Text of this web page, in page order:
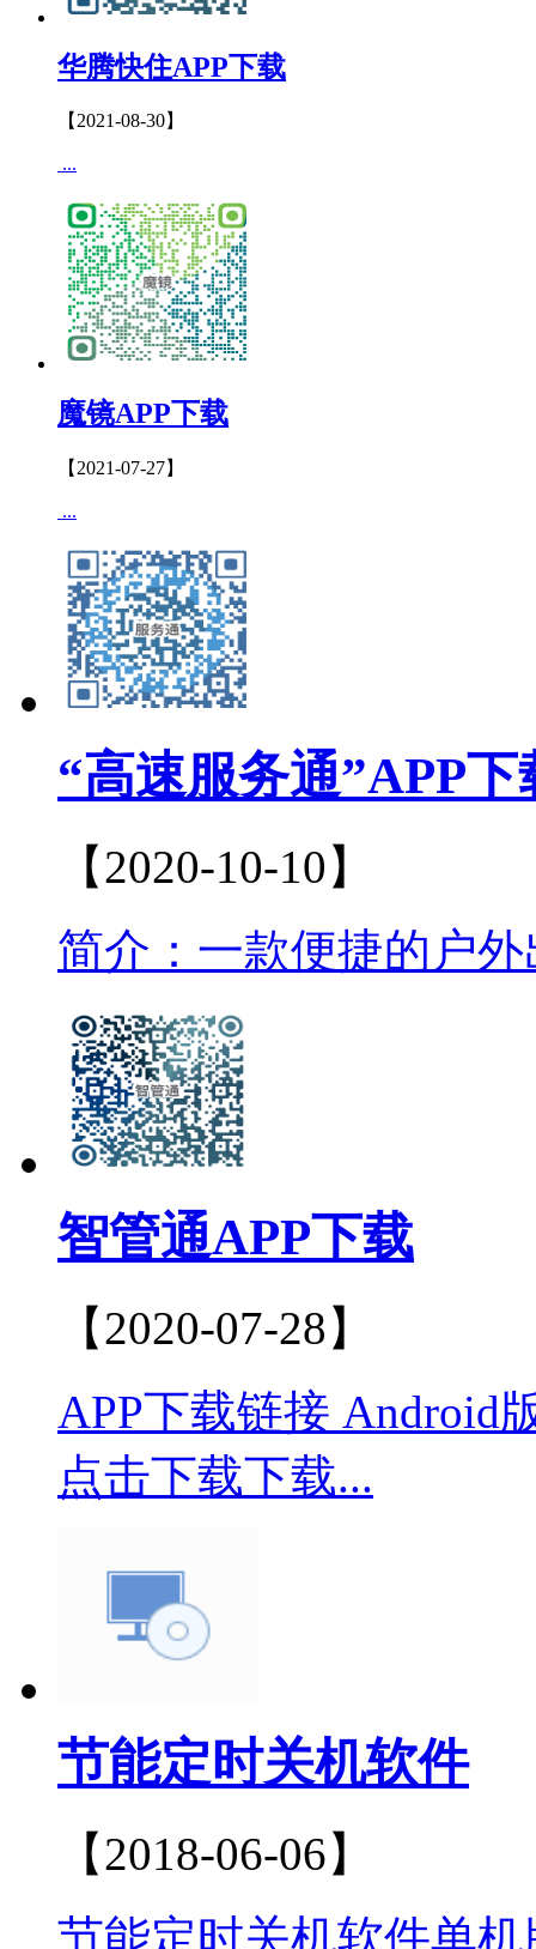
华腾快住APP下载
【2021-08-30】
...
魔镜APP下载
【2021-07-27】
...
“高速服务通”APP下
【2020-10-10】
简介：一款便捷的户
智管通APP下载
【2020-07-28】
APP下载链接
点击下载下载...
节能定时关机软件
【2018-06-06】
节能定时关机软件单机